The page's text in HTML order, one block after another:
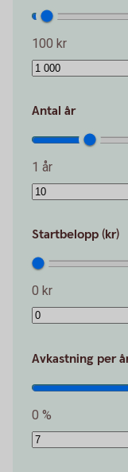
100 kr
Antal år
1 år
Startbelopp (kr)
0 kr
Avkastning per
0 %